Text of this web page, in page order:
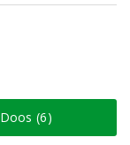
Doos (6)